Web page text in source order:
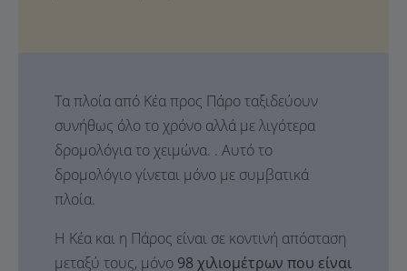
Τα πλοία από Κέα προς Πάρο ταξιδεύουν
συνήθως όλο το χρόνο αλλά με λιγότερα
δρομολόγια το χειμώνα. . Αυτό το
δρομολόγιο γίνεται μόνο με συμβατικά
πλοία.
Η Κέα και η Πάρος είναι σε κοντινή απόσταση
μεταξύ τους, μόνο 98 χιλιομέτρων που είναι